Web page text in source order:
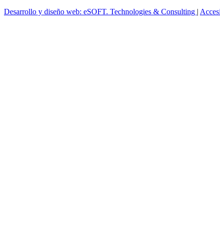
Desarrollo y diseño web: eSOFT. Technologies & Consulting |